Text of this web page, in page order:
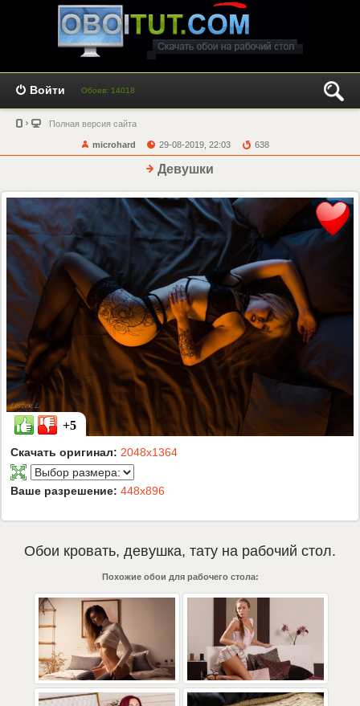
Войти Обоев: 14018
Полная версия сайта
microhard 29-08-2019, 22:03 638
Девушки
+5
Скачать оригинал: 2048x1364
Ваше разрешение: 448x896
Обои кровать, девушка, тату на рабочий стол.
Похожие обои для рабочего стола: